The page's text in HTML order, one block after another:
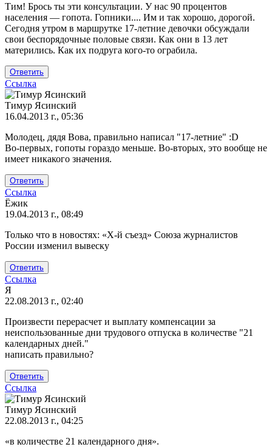
Тим! Брось ты эти консультации. У нас 90 процентов
населения — гопота. Гопники.... Им и так хорошо, дорогой.
Сегодня утром в маршрутке 17-летние девочки обсуждали
свои беспорядочные половые связи. Как они в 13 лет
матерились. Как их подруга кого-то ограбила.
Ответить
Ссылка
Тимур Ясинский
16.04.2013 г., 05:36
Ответ
на
Тим!
ты
эти
от
дядя
Молодец, дядя Вова, правильно написал "17-летние" :D
Во-первых, гопоты гораздо меньше. Во-вторых, это вообще не
имеет никакого значения.
Ответить
Ссылка
Ёжик
19.04.2013 г., 08:49
Только что в новостях: «X-й съезд» Союза журналистов
России изменил вывеску
Ответить
Ссылка
Я
22.08.2013 г., 02:40
Произвести перерасчет и выплату компенсации за
неиспользованные дни трудового отпуска в количестве "21
календарных дней."
написать правильно?
Ответить
Ссылка
Тимур Ясинский
22.08.2013 г., 04:25
Ответ
«в количестве 21 календарного дня».